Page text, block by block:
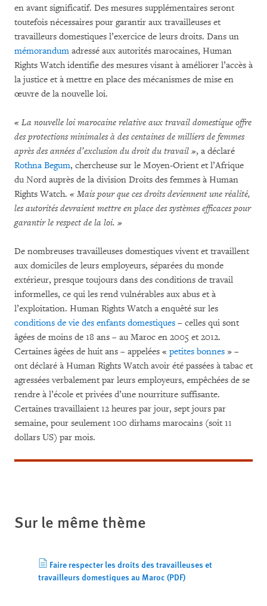
en avant significatif. Des mesures supplémentaires seront
toutefois nécessaires pour garantir aux travailleuses et
travailleurs domestiques l’exercice de leurs droits. Dans un
mémorandum adressé aux autorités marocaines, Human
Rights Watch identifie des mesures visant à améliorer l’accès à
la justice et à mettre en place des mécanismes de mise en
œuvre de la nouvelle loi.
« La nouvelle loi marocaine relative aux travail domestique offre
des protections minimales à des centaines de milliers de femmes
après des années d’exclusion du droit du travail », a déclaré
Rothna Begum, chercheuse sur le Moyen-Orient et l’Afrique
du Nord auprès de la division Droits des femmes à Human
Rights Watch. « Mais pour que ces droits deviennent une réalité,
les autorités devraient mettre en place des systèmes efficaces pour
garantir le respect de la loi. »
De nombreuses travailleuses domestiques vivent et travaillent
aux domiciles de leurs employeurs, séparées du monde
extérieur, presque toujours dans des conditions de travail
informelles, ce qui les rend vulnérables aux abus et à
l’exploitation. Human Rights Watch a enquêté sur les
conditions de vie des enfants domestiques – celles qui sont
âgées de moins de 18 ans – au Maroc en 2005 et 2012.
Certaines âgées de huit ans – appelées « petites bonnes » –
ont déclaré à Human Rights Watch avoir été passées à tabac et
agressées verbalement par leurs employeurs, empêchées de se
rendre à l’école et privées d’une nourriture suffisante.
Certaines travaillaient 12 heures par jour, sept jours par
semaine, pour seulement 100 dirhams marocains (soit 11
dollars US) par mois.
Sur le même thème
Faire respecter les droits des travailleuses et
travailleurs domestiques au Maroc (PDF)